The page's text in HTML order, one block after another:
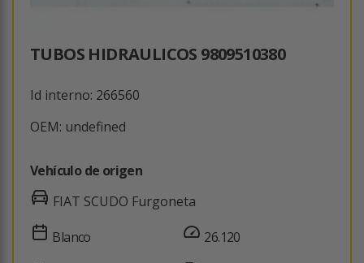
TUBOS HIDRAULICOS 9809510380
Id interno: 266560
OEM: undefined
Vehículo de origen
FIAT SCUDO Furgoneta
Blanco
26.120